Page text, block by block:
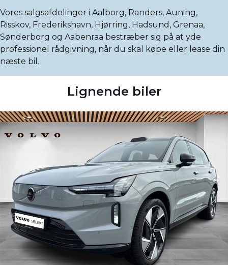
Vores salgsafdelinger i Aalborg, Randers, Auning,
Risskov, Frederikshavn, Hjørring, Hadsund, Grenaa,
Sønderborg og Aabenraa bestræber sig på at yde
professionel rådgivning, når du skal købe eller lease din
næste bil.
Lignende biler